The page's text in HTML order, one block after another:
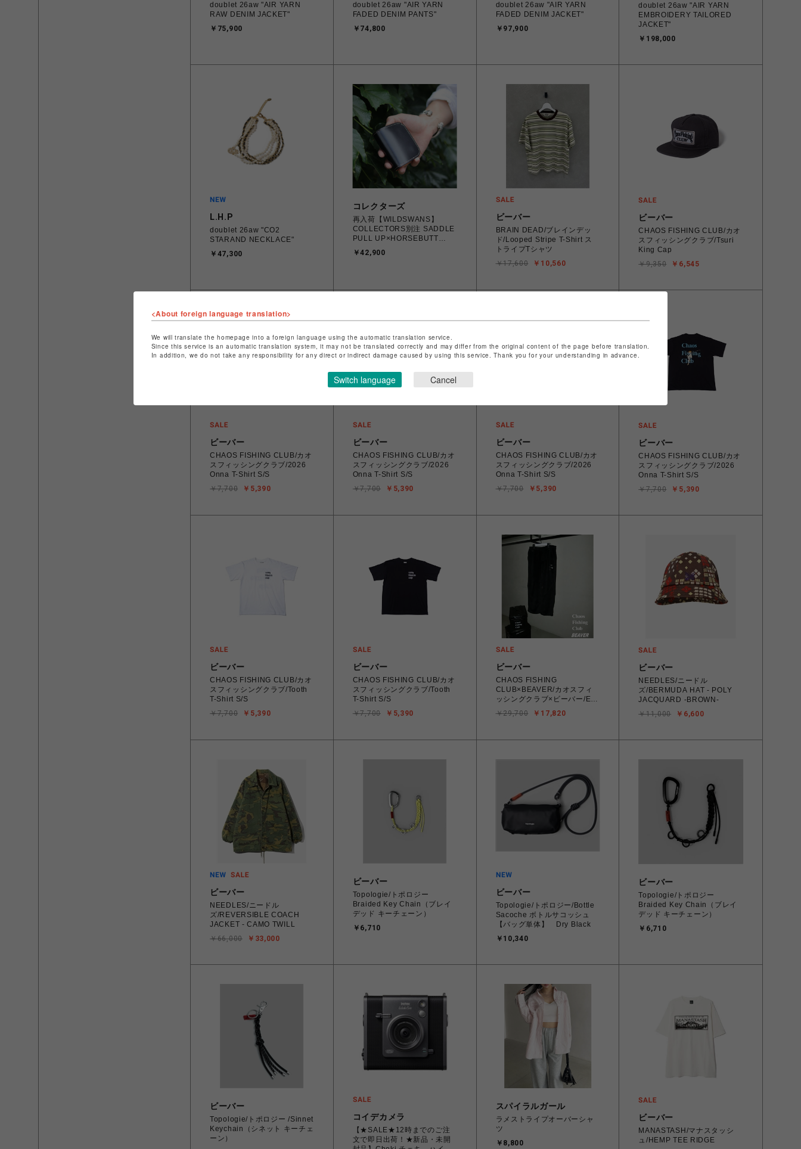
doublet 26aw "AIR YARN
RAW DENIM JACKET"
￥75,900
doublet 26aw "AIR YARN
FADED DENIM PANTS"
￥74,800
doublet 26aw "AIR YARN
FADED DENIM JACKET"
￥97,900
doublet 26aw "AIR YARN
EMBROIDERY TAILORED
JACKET"
￥198,000
L.H.P
doublet 26aw "CO2
STARAND NECKLACE"
￥47,300
コレクターズ
再入荷【WILDSWANS】
COLLECTORS別注 SADDLE
PULL UP×HORSEBUTT
￥42,900
ビーバー
BRAIN DEAD/ブレインデッ
ド/Looped Stripe T-Shirt ス
トライプTシャツ
￥10,560
￥17,600
ビーバー
CHAOS FISHING CLUB/カオ
スフィッシングクラブ/Tsuri
King Cap
￥6,545
￥9,350
ビーバー
CHAOS FISHING CLUB/カオ
スフィッシングクラブ/2026
Onna T-Shirt S/S
￥5,390
￥7,700
ビーバー
CHAOS FISHING CLUB/カオ
スフィッシングクラブ/2026
Onna T-Shirt S/S
￥5,390
￥7,700
ビーバー
CHAOS FISHING CLUB/カオ
スフィッシングクラブ/2026
Onna T-Shirt S/S
￥5,390
￥7,700
ビーバー
CHAOS FISHING CLUB/カオ
スフィッシングクラブ/2026
Onna T-Shirt S/S
￥5,390
￥7,700
ビーバー
CHAOS FISHING CLUB/カオ
スフィッシングクラブ/Tooth
T-Shirt S/S
￥5,390
￥7,700
ビーバー
CHAOS FISHING CLUB/カオ
スフィッシングクラブ/Tooth
T-Shirt S/S
￥5,390
￥7,700
ビーバー
CHAOS FISHING
CLUB×BEAVER/カオスフィ
ッシングクラブ×ビーバー/EX
90’s Parlor Pants
￥17,820
￥29,700
ビーバー
NEEDLES/ニードル
ズ/BERMUDA HAT - POLY
JACQUARD -BROWN-
￥6,600
￥11,000
ビーバー
NEEDLES/ニードル
ズ/REVERSIBLE COACH
JACKET - CAMO TWILL
￥33,000
￥66,000
ビーバー
Topologie/トポロジー
Braided Key Chain（ブレイ
デッド キーチェーン）
￥6,710
ビーバー
Topologie/トポロジー/Bottle
Sacoche ボトルサコッシュ
【バッグ単体】 Dry Black
￥10,340
ビーバー
Topologie/トポロジー
Braided Key Chain（ブレイ
デッド キーチェーン）
￥6,710
ビーバー
Topologie/トポロジー /Sinnet
Keychain（シネット キーチェ
ーン）
コイデカメラ
【★SALE★12時までのご注
文で即日出荷！★新品・未開
スパイラルガール
ラメストライプオーバーシャ
ツ
￥8,800
ビーバー
MANASTASH/マナスタッシ
ュ/HEMP TEE RIDGE
<About foreign language translation>
We will translate the homepage into a foreign language using the automatic translation service.
Since this service is an automatic translation system, it may not be translated correctly and may differ from the original content of the page before translation.
In addition, we do not take any responsibility for any direct or indirect damage caused by using this service. Thank you for your understanding in advance.
Switch language Cancel